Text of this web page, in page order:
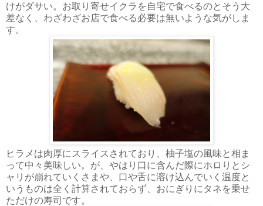
けがダサい。お取り寄せイクラを自宅で食べるのとそう大
差なく、わざわざお店で食べる必要は無いような気がしま
す。
ヒラメは肉厚にスライスされており、柚子塩の風味と相ま
って中々美味しい。が、やはり口に含んだ際にホロりとシ
ャリが崩れていくさまや、口や舌に溶け込んでいく温度と
いうものは全く計算されておらず、おにぎりにタネを乗せ
ただけの寿司です。